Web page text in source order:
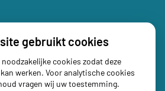
gebruikt cookies
cookies zodat deze
werken. Voor analytische cookies
vragen wij uw toestemming.